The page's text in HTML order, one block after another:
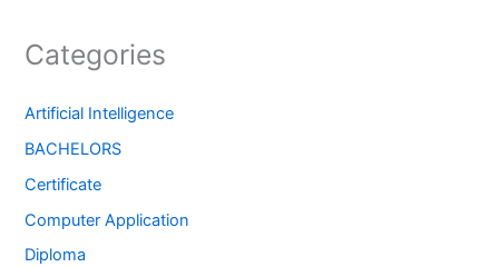
Categories
Artificial Intelligence
BACHELORS
Certificate
Computer Application
Diploma